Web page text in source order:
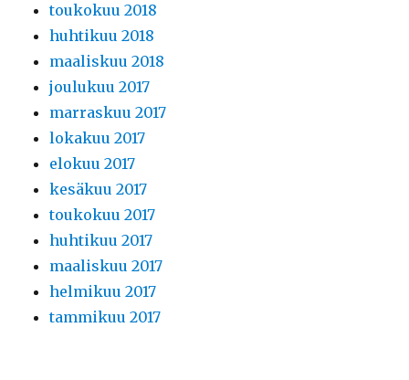
toukokuu 2018
huhtikuu 2018
maaliskuu 2018
joulukuu 2017
marraskuu 2017
lokakuu 2017
elokuu 2017
kesäkuu 2017
toukokuu 2017
huhtikuu 2017
maaliskuu 2017
helmikuu 2017
tammikuu 2017